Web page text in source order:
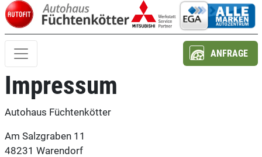
ANFRAGE
Impressum
Autohaus Füchtenkötter
Am Salzgraben 11
48231 Warendorf